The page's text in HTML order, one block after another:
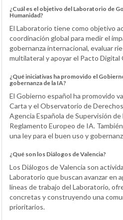
¿Cuál es el objetivo del Laboratorio de
Humanidad?
El Laboratorio tiene como objetivo
coordinación global para medir el
gobernanza internacional, evaluar
multilateral y apoyar el Pacto Digital
¿Qué iniciativas ha promovido el
gobernanza de la IA?
El Gobierno español ha promovido
Carta y el Observatorio de
Agencia Española de Supervisión de
Reglamento Europeo de IA.
una ley para el buen uso y
¿Qué son los Diálogos de Valencia?
Los Diálogos de Valencia son
Laboratorio que buscan avanzar en
líneas de trabajo del Laboratorio,
concretas y construyendo una
prioritarios.